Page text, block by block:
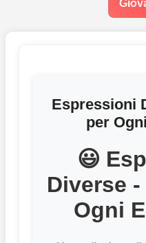
Espressioni
per
😃
Diverse
Ogni